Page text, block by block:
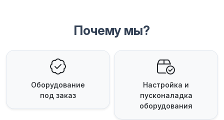
Почему мы?
Оборудование
под заказ
Настройка и
пусконаладка
оборудования